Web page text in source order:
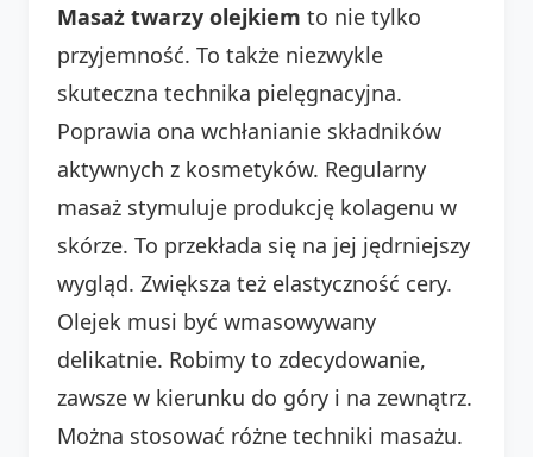
Masaż twarzy olejkiem to nie tylko
przyjemność. To także niezwykle
skuteczna technika pielęgnacyjna.
Poprawia ona wchłanianie składników
aktywnych z kosmetyków. Regularny
masaż stymuluje produkcję kolagenu w
skórze. To przekłada się na jej jędrniejszy
wygląd. Zwiększa też elastyczność cery.
Olejek musi być wmasowywany
delikatnie. Robimy to zdecydowanie,
zawsze w kierunku do góry i na zewnątrz.
Można stosować różne techniki masażu.